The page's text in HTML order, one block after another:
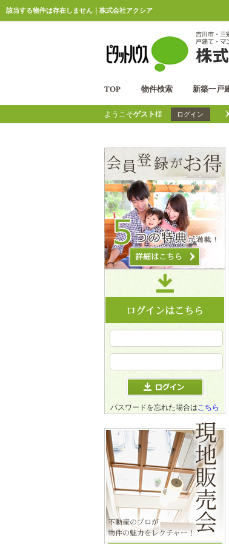
該当する物件は存在しません｜株式会社アクシア
TOP 物件検索 新築一戸
ようこそゲスト様 ログイン
パスワードを忘れた場合はこちら